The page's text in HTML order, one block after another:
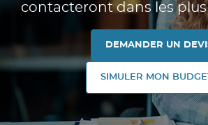
contacteront dans les plus
DEMANDER UN
SIMULER MON